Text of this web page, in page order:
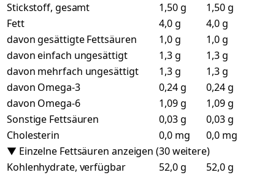
Stickstoff, gesamt
1,50 g
1,50 g
Fett
4,0 g
4,0 g
davon gesättigte Fettsäuren
1,0 g
1,0 g
davon einfach ungesättigt
1,3 g
1,3 g
davon mehrfach ungesättigt
1,3 g
1,3 g
davon Omega-3
0,24 g
0,24 g
davon Omega-6
1,09 g
1,09 g
Sonstige Fettsäuren
0,03 g
0,03 g
Cholesterin
0,0 mg
0,0 mg
▼ Einzelne Fettsäuren anzeigen (30 weitere)
Kohlenhydrate, verfügbar
52,0 g
52,0 g